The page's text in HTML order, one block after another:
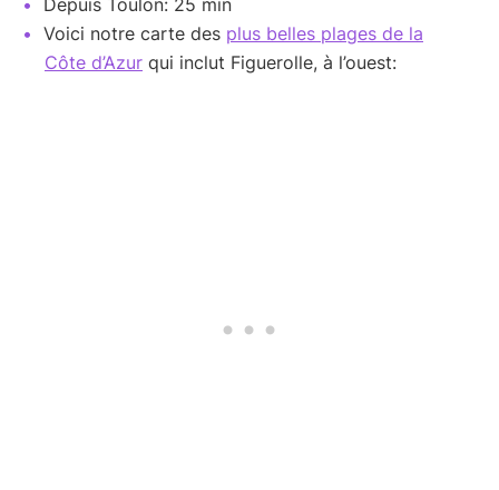
Voici notre carte des plus belles plages de la
Côte d’Azur qui inclut Figuerolle, à l’ouest: